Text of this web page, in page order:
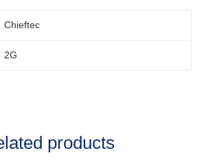
Chieftec
2G
products